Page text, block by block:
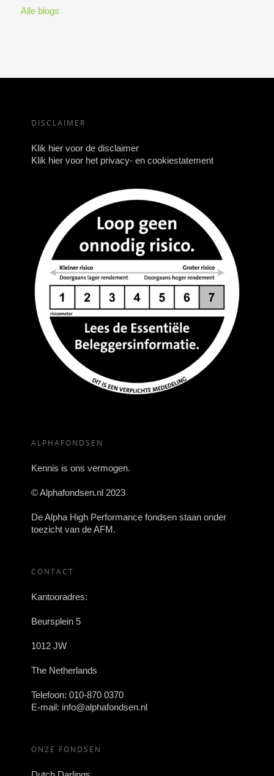
Alle blogs
DISCLAIMER
Klik hier voor de disclaimer
Klik hier voor het privacy- en cookiestatement
ALPHAFONDSEN
Kennis is ons vermogen.
© Alphafondsen.nl 2023
De Alpha High Performance fondsen staan onder
toezicht van de AFM.
CONTACT
Kantooradres:
Beursplein 5
1012 JW
The Netherlands
Telefoon: 010-870 0370
E-mail: info@alphafondsen.nl
ONZE FONDSEN